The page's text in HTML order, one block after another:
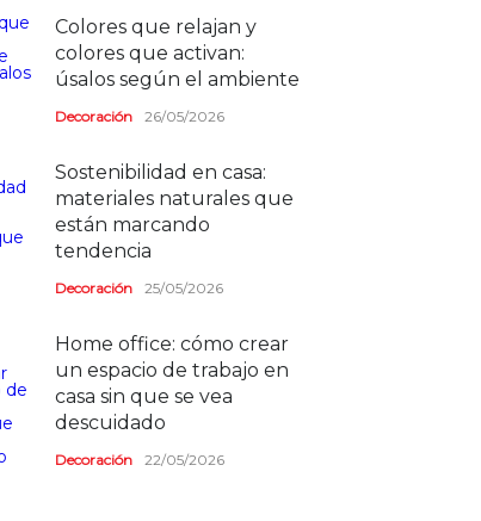
Colores que relajan y
colores que activan:
úsalos según el ambiente
Decoración 26/05/2026
Sostenibilidad en casa:
materiales naturales que
están marcando
tendencia
Decoración 25/05/2026
Home office: cómo crear
un espacio de trabajo en
casa sin que se vea
descuidado
Decoración 22/05/2026